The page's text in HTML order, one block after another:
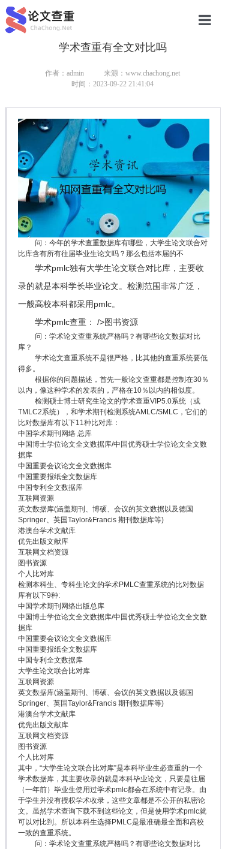
本科论文
研究生论
硕士论文
博士论文
学术查重有全文对比吗
作者：admin
来源：www.chachong.net
时间：2023-09-22 21:41:04
问：今年的学术查重数据库有哪些，大学生论文联合对
比库含有所有往届毕业生论文吗？那么包括本届的不
学术pmlc独有大学生论文联合对比库，主要收
录的就是本科学长毕业论文。检测范围非常广泛，
一般高校本科都采用pmlc。
学术pmlc查重： />图书资源
问：学术论文查重系统严格吗？有哪些论文数据对比
库？
学术论文查重系统不是很严格，比其他的查重系统要低
得多。
根据你的问题描述，首先一般论文查重都是控制在30％
以内，像这种学术的发表的，严格在10％以内的相似度。
检测硕士博士研究生论文的学术查重VIP5.0系统（或
TMLC2系统），和学术期刊检测系统AMLC/SMLC，它们的
比对数据库有以下11种比对库：
中国学术期刊网络 总库
中国博士学位论文全文数据库/中国优秀硕士学位论文全文数
据库
中国重要会议论文全文数据库
中国重要报纸全文数据库
中国专利全文数据库
互联网资源
英文数据库(涵盖期刊、博硕、会议的英文数据以及德国
Springer、英国Taylor&Francis 期刊数据库等)
港澳台学术文献库
优先出版文献库
互联网文档资源
图书资源
个人比对库
检测本科生、专科生论文的学术PMLC查重系统的比对数据
库有以下9种:
中国学术期刊网络出版总库
中国博士学位论文全文数据库/中国优秀硕士学位论文全文数
据库
中国重要会议论文全文数据库
中国重要报纸全文数据库
中国专利全文数据库
大学生论文联合比对库
互联网资源
英文数据库(涵盖期刊、博硕、会议的英文数据以及德国
Springer、英国Taylor&Francis 期刊数据库等)
港澳台学术文献库
优先出版文献库
互联网文档资源
图书资源
个人比对库
其中，“大学生论文联合比对库”是本科毕业生必查重的一个
学术数据库，其主要收录的就是本科毕业论文，只要是往届
（一年前）毕业生使用过学术pmlc都会在系统中有记录。由
于学生并没有授权学术收录，这些文章都是不公开的私密论
文。虽然学术查询下载不到这些论文，但是使用学术pmlc就
可以对比到。所以本科生选择PMLC是最准确最全面和高校
一致的查重系统。
问：学术论文查重系统严格吗？有哪些论文数据对比